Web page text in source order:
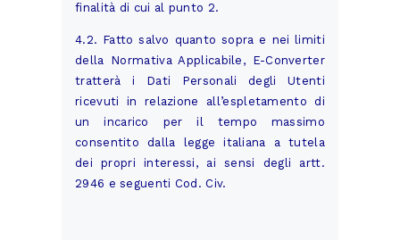
finalità di cui al punto 2.
4.2. Fatto salvo quanto sopra e nei limiti
della Normativa Applicabile, E-Converter
tratterà i Dati Personali degli Utenti
ricevuti in relazione all’espletamento di
un incarico per il tempo massimo
consentito dalla legge italiana a tutela
dei propri interessi, ai sensi degli artt.
2946 e seguenti Cod. Civ.